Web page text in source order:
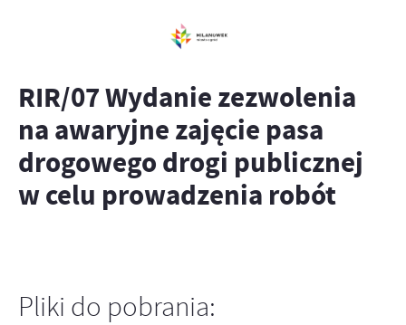
RIR/07 Wydanie zezwolenia
na awaryjne zajęcie pasa
drogowego drogi publicznej
w celu prowadzenia robót
Pliki do pobrania: